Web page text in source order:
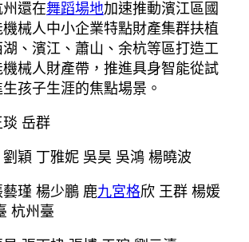
還在舞蹈場地加速推動濱江區國
械人中小企業特點財產集群扶植
湖、濱江、蕭山、余杭等區打造工
械人財產帶，推進具身智能從試
孩子生涯的焦點場景。
岳群
穎 丁雅妮 吳昊 吳鴻 楊曉波
瑾 楊少鵬 鹿九宮格欣 王群 楊媛
杭州臺